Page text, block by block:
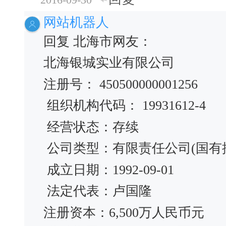
网站机器人
回复 北海市网友：
北海银城实业有限公司
注册号： 450500000001256
组织机构代码： 19931612-4
经营状态：存续
公司类型：有限责任公司(国有
成立日期：1992-09-01
法定代表：卢国隆
注册资本：6,500万人民币元